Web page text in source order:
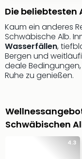
Die beliebtesten
Kaum ein anderes
Schwäbische Alb.
Wasserfällen,
Bergen und
deale
Ruhe zu genießen.
Schwäbischen
4.3